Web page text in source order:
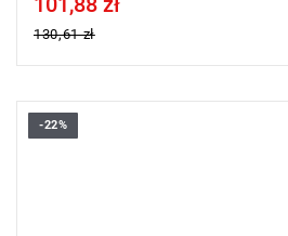
130,61 zł
• Rozwarcie szczęk uchwytu: 1,5 - 13 mm
-22%